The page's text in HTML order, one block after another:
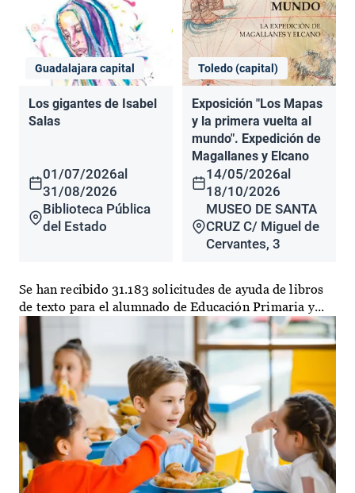
Guadalajara capital
Los gigantes de Isabel
Salas
01/07/2026al
31/08/2026
Biblioteca Pública
del Estado
Toledo (capital)
Exposición "Los Mapas
y la primera vuelta al
mundo". Expedición de
Magallanes y Elcano
14/05/2026al
18/10/2026
MUSEO DE SANTA
CRUZ C/ Miguel de
Cervantes, 3
Se han recibido 31.183 solicitudes de ayuda de libros
de texto para el alumnado de Educación Primaria y...